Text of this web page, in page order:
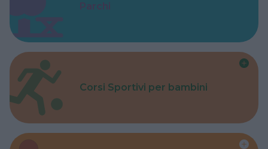
Parchi
Corsi Sportivi per bambini